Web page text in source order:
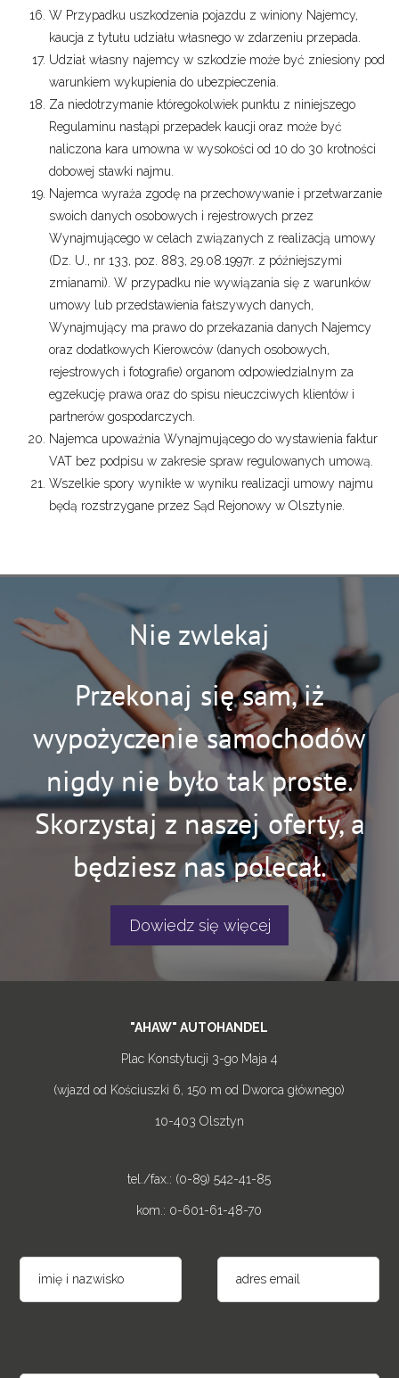
W Przypadku uszkodzenia pojazdu z winiony Najemcy,
kaucja z tytułu udziału własnego w zdarzeniu przepada.
Udział własny najemcy w szkodzie może być zniesiony pod
warunkiem wykupienia do ubezpieczenia.
Za niedotrzymanie któregokolwiek punktu z niniejszego
Regulaminu nastąpi przepadek kaucji oraz może być
naliczona kara umowna w wysokości od 10 do 30 krotności
dobowej stawki najmu.
Najemca wyraża zgodę na przechowywanie i przetwarzanie
swoich danych osobowych i rejestrowych przez
Wynajmującego w celach związanych z realizacją umowy
(Dz. U., nr 133, poz. 883, 29.08.1997r. z późniejszymi
zmianami). W przypadku nie wywiązania się z warunków
umowy lub przedstawienia fałszywych danych,
Wynajmujący ma prawo do przekazania danych Najemcy
oraz dodatkowych Kierowców (danych osobowych,
rejestrowych i fotografie) organom odpowiedzialnym za
egzekucję prawa oraz do spisu nieuczciwych klientów i
partnerów gospodarczych.
Najemca upoważnia Wynajmującego do wystawienia faktur
VAT bez podpisu w zakresie spraw regulowanych umową.
Wszelkie spory wynikłe w wyniku realizacji umowy najmu
będą rozstrzygane przez Sąd Rejonowy w Olsztynie.
Nie zwlekaj
Przekonaj się sam, iż
wypożyczenie samochodów
nigdy nie było tak proste.
Skorzystaj z naszej oferty, a
będziesz nas polecał.
Dowiedz się więcej
"AHAW" AUTOHANDEL
Plac Konstytucji 3-go Maja 4
(wjazd od Kościuszki 6, 150 m od Dworca głównego)
10-403 Olsztyn
tel./fax.: (0-89) 542-41-85
kom.: 0-601-61-48-70